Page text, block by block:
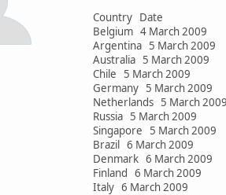
Country Date
Belgium 4 March 2009
Argentina 5 March 2009
Australia 5 March 2009
Chile 5 March 2009
Germany 5 March 2009
Netherlands 5 March
Russia 5 March 2009
Singapore 5 March 2009
Brazil 6 March 2009
Denmark 6 March 2009
Finland 6 March 2009
Italy 6 March 2009